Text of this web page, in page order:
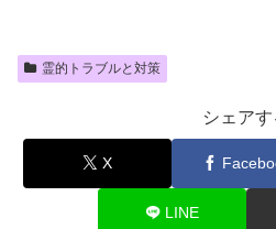
霊的トラブルと対策
シェアす
X
LINE